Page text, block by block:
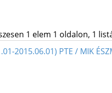
1 elem 1 oldalon, 1
2015.06.01) PTE / MIK